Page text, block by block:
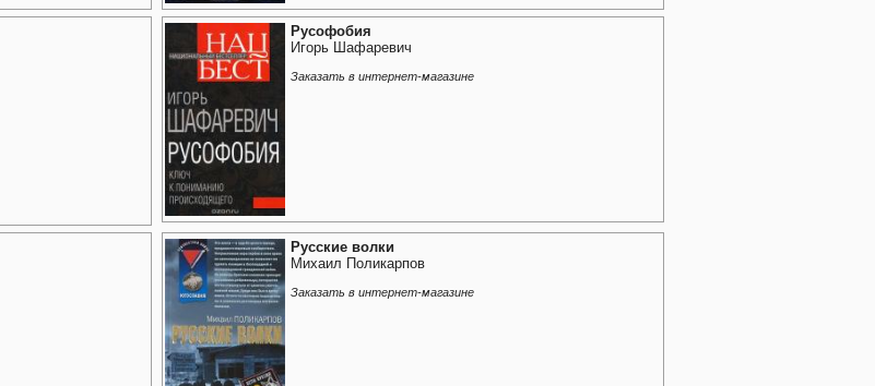
Русофобия
Игорь Шафаревич
Заказать в интернет-магазине
Русские волки
Михаил Поликарпов
Заказать в интернет-магазине